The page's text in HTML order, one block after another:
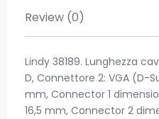
Review (0)
Lindy 38189. Lunghezza
D, Connettore 2: VGA (D-
mm, Connector 1
16,5 mm, Connector 2